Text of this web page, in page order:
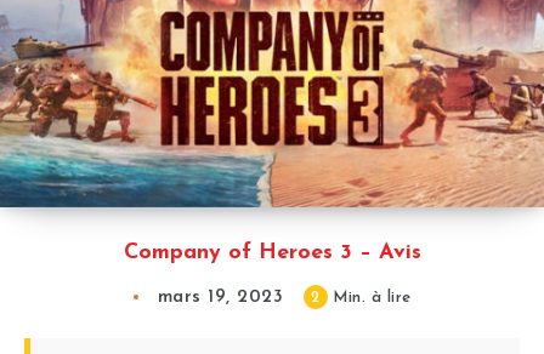
Company of Heroes 3 – Avis
mars 19, 2023 2 Min. à lire